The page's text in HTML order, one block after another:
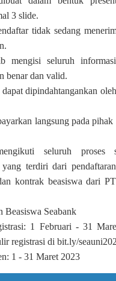
3 slide.
tidak sedang
mengisi seluruh
benar dan valid.
dipindahtangankan
langsung pada
seluruh proses
terdiri dari
kontrak beasiswa dari
Beasiswa Seabank
1 Februari - 31
registrasi di bit.ly/
1 - 31 Maret 2023